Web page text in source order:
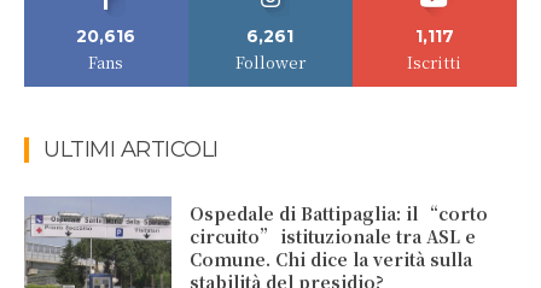
20,616
Fans
6,261
Follower
1,117
Iscritti
ULTIMI ARTICOLI
Ospedale di Battipaglia: il “corto
circuito” istituzionale tra ASL e
Comune. Chi dice la verità sulla
stabilità del presidio?